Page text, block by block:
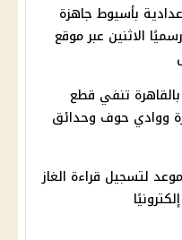
بأسيوط جاهزة
الاثنين عبر موقع
تنفي قطع
ووادي حوف وحدائق
لتسجيل قراءة الغاز